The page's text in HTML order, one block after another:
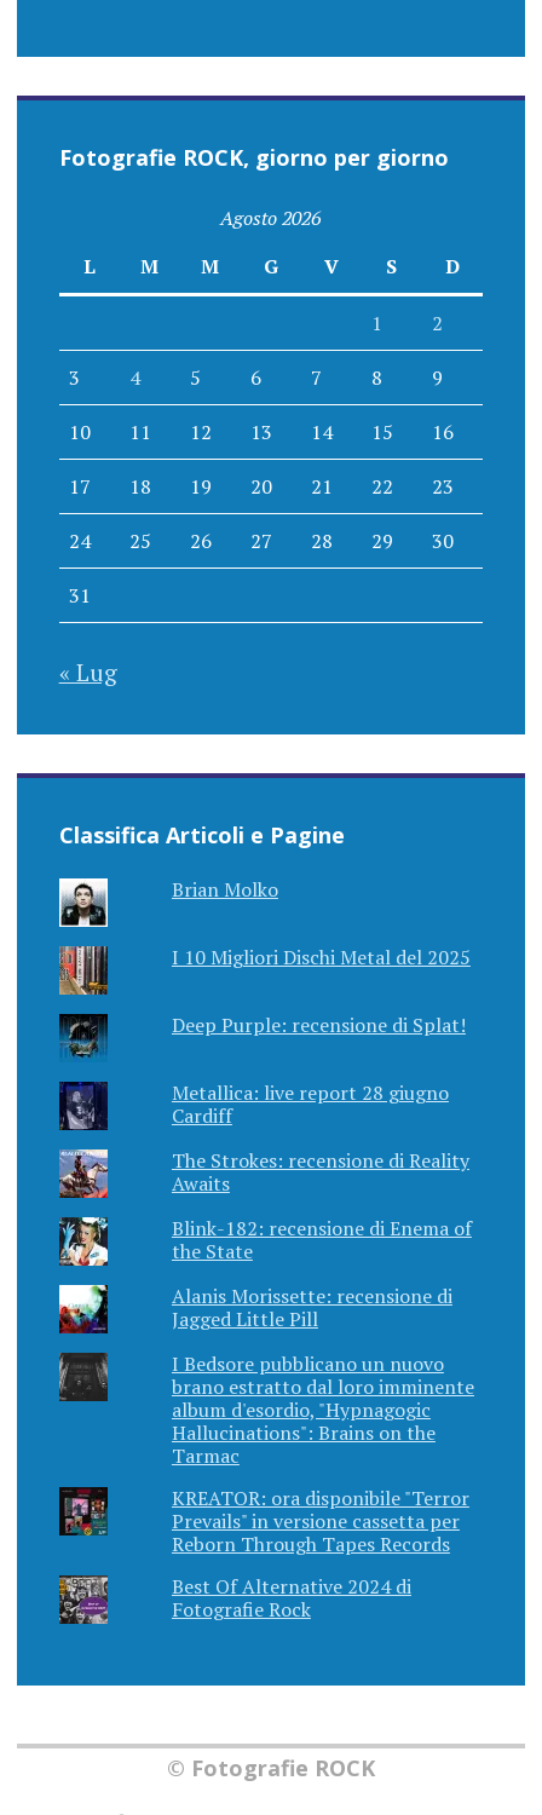
Fotografie ROCK, giorno per giorno
Agosto 2026
L
M M G V S D
1 2
3 4 5 6 7 8 9
10 11 12 13 14 15 16
17 18 19 20 21 22 23
24 25 26 27 28 29 30
31
« Lug
Classifica Articoli e Pagine
Brian Molko
I 10 Migliori Dischi Metal del 2025
Deep Purple: recensione di Splat!
Metallica: live report 28 giugno
Cardiff
The Strokes: recensione di Reality
Awaits
Blink-182: recensione di Enema of
the State
Alanis Morissette: recensione di
Jagged Little Pill
I Bedsore pubblicano un nuovo
brano estratto dal loro imminente
album d'esordio, "Hypnagogic
Hallucinations": Brains on the
Tarmac
KREATOR: ora disponibile "Terror
Prevails" in versione cassetta per
Reborn Through Tapes Records
Best Of Alternative 2024 di
Fotografie Rock
© Fotografie ROCK